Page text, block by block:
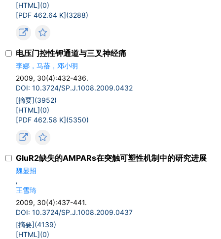
[HTML](0)
[PDF 462.64 K](3288)
电压门控性钾通道与三叉神经痛
李娜，马蓓，邓小明
2009, 30(4):432-436.
DOI: 10.3724/SP.J.1008.2009.0432
[摘要](3952)
[HTML](0)
[PDF 462.58 K](5350)
GluR2缺失的AMPARs在突触可塑性机制中的研究进展
魏显招
,
王雪琦
2009, 30(4):437-441.
DOI: 10.3724/SP.J.1008.2009.0437
[摘要](4139)
[HTML](0)